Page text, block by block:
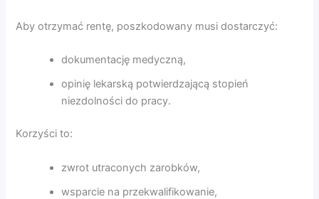
Aby otrzymać rentę, poszkodowany musi dostarczyć:
dokumentację medyczną,
opinię lekarską potwierdzającą stopień
niezdolności do pracy.
Korzyści to:
zwrot utraconych zarobków,
wsparcie na przekwalifikowanie,